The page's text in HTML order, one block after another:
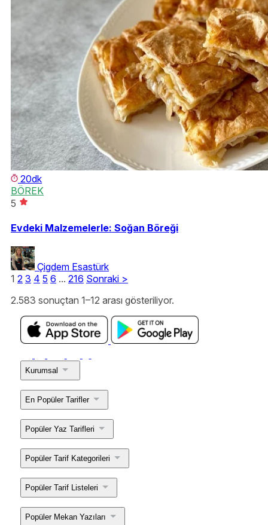
20dk
BÖREK
5
Evdeki Malzemelerle: Soğan Böreği
Çigdem Esastürk
1 2 3 4 5 6 ... 216 Sonraki >
2.583 sonuçtan 1–12 arası gösteriliyor.
Kurumsal
En Popüler Tarifler
Popüler Yaz Tarifleri
Popüler Tarif Kategorileri
Popüler Tarif Listeleri
Popüler Mekan Yazıları